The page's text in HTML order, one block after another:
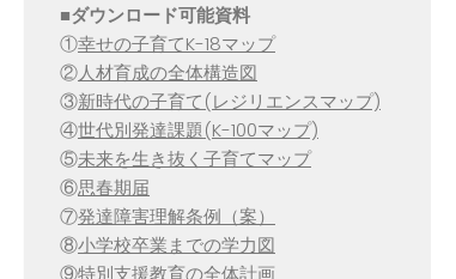
■ダウンロード可能資料
①幸せの子育てK-18マップ
②人材育成の全体構造図
③新時代の子育て(レジリエンスマップ)
④世代別発達課題(K-100マップ)
⑤未来を生き抜く子育てマップ
⑥思春期届
⑦発達障害理解条例（案）
⑧小学校卒業までの学力図
⑨特別支援教育の全体計画